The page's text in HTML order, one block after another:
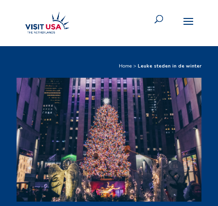
Home >Leuke steden in de winter